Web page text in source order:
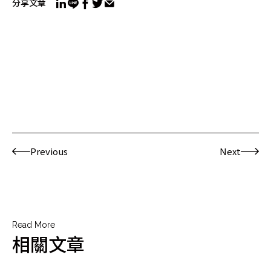
分享文章
Previous Next
Read More
相關文章